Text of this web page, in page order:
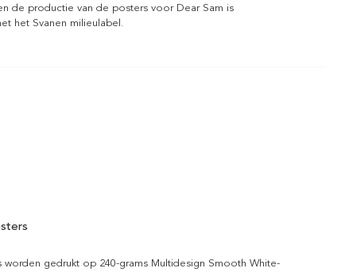
de productie van de posters voor Dear Sam is
het Svanen milieulabel.
gedrukt op 240-grams Multidesign Smooth White-